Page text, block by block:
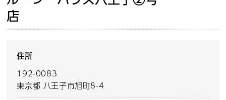
店
住所
192-0083
東京都 八王子市旭町8-4